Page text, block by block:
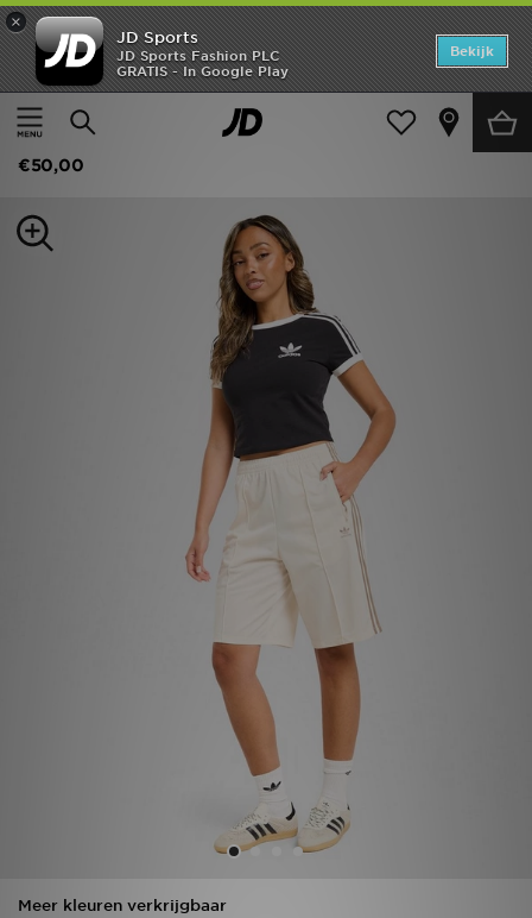
×
JD Sports
JD Sports Fashion PLC
GRATIS - In Google Play
Bekijk
Thuis
Dames Dameskleding Shorts
adidas Originals Firebird Long Shorts
€50,00
Meer kleuren verkrijgbaar
Home
Offers
Dames